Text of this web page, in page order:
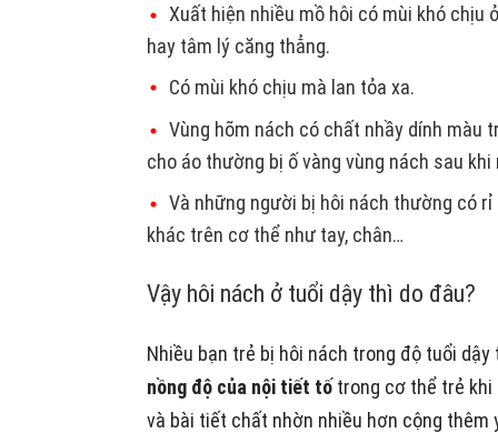
Xuất hiện nhiều mồ hôi có mùi khó chịu
hay tâm lý căng thẳng.
Có mùi khó chịu mà lan tỏa xa.
Vùng hõm nách có chất nhầy dính màu
cho áo thường bị ố vàng vùng nách sau khi
Và những người bị hôi nách thường có
khác trên cơ thể như tay, chân…
Vậy hôi nách ở tuổi dậy thì do đâu?
Nhiều bạn trẻ bị hôi nách trong độ tuổi
nồng độ của nội tiết tốtrong cơ thể trẻ khi
và bài tiết chất nhờn nhiều hơn cộng thêm